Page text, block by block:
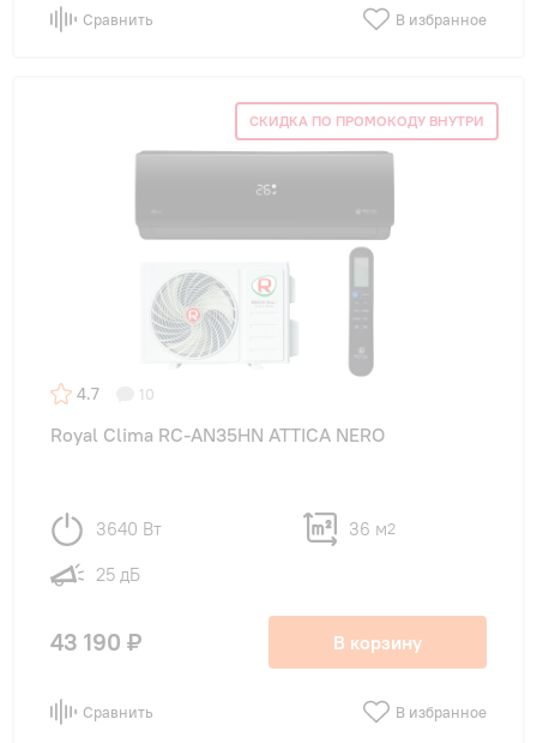
Сравнить В избранное
СКИДКА ПО ПРОМОКОДУ ВНУТРИ
4.7 10
Royal Clima RC-AN35HN ATTICA NERO
3640 Вт 36 м2
25 дБ
43 190 ₽ В корзину
Сравнить В избранное